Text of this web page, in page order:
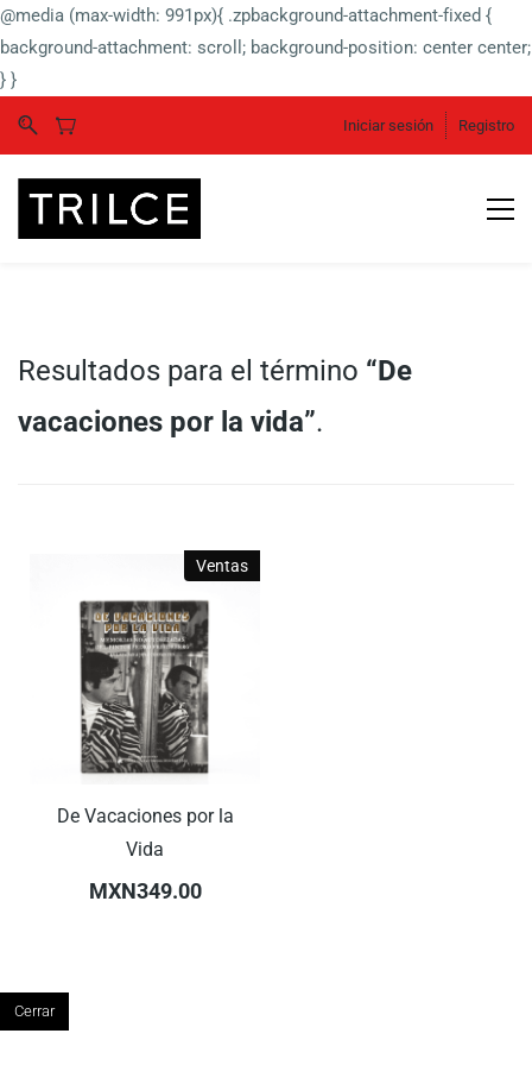
@media (max-width: 991px){ .zpbackground-attachment-fixed {
background-attachment: scroll; background-position: center center;
} }
Iniciar sesión Registro
Resultados para el término “De
vacaciones por la vida”.
Ventas
De Vacaciones por la
Vida
MXN349.00
Cerrar